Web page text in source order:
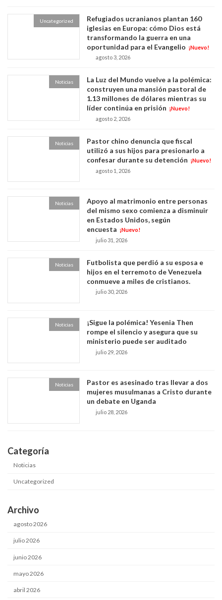
Uncategorized
Refugiados ucranianos plantan 160
iglesias en Europa: cómo Dios está
transformando la guerra en una
oportunidad para el Evangelio ¡Nuevo!
agosto 3, 2026
Noticias
La Luz del Mundo vuelve a la polémica:
construyen una mansión pastoral de
1.13 millones de dólares mientras su
líder continúa en prisión ¡Nuevo!
agosto 2, 2026
Noticias
Pastor chino denuncia que fiscal
utilizó a sus hijos para presionarlo a
confesar durante su detención ¡Nuevo!
agosto 1, 2026
Noticias
Apoyo al matrimonio entre personas
del mismo sexo comienza a disminuir
en Estados Unidos, según
encuesta ¡Nuevo!
julio 31, 2026
Noticias
Futbolista que perdió a su esposa e
hijos en el terremoto de Venezuela
conmueve a miles de cristianos.
julio 30, 2026
Noticias
¡Sigue la polémica! Yesenia Then
rompe el silencio y asegura que su
ministerio puede ser auditado
julio 29, 2026
Noticias
Pastor es asesinado tras llevar a dos
mujeres musulmanas a Cristo durante
un debate en Uganda
julio 28, 2026
Categoría
Noticias
Uncategorized
Archivo
agosto 2026
julio 2026
junio 2026
mayo 2026
abril 2026